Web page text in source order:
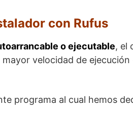
con Rufus
o ejecutable, el
velocidad de ejecución
programa al cual hemos